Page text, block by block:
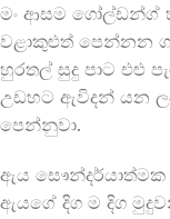
මං ආසම ගෝල්ඩන්ග්
වළාකුළුත් පෙන්නන
හුරතල් සුදු පාට එළු
උඩහට ඇවිදන් යන
පෙන්නුවා.
ඇය සෞන්දර්යාත්මක
ඇයගේ දිග ම දිග